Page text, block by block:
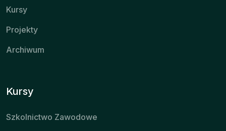
Kursy
Projekty
Archiwum
Kursy
Szkolnictwo Zawodowe